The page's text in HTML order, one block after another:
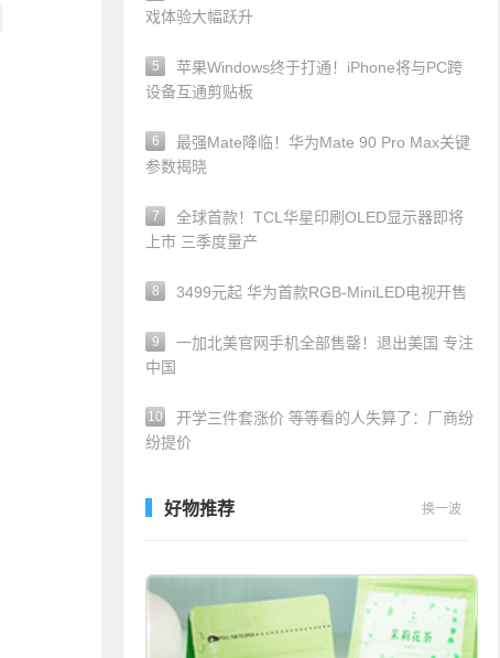
戏体验大幅跃升
5
苹果Windows终于打通！iPhone将与PC跨
设备互通剪贴板
6
最强Mate降临！华为Mate 90 Pro Max关键
参数揭晓
7
全球首款！TCL华星印刷OLED显示器即将
上市 三季度量产
8 3499元起 华为首款RGB-MiniLED电视开售
9
一加北美官网手机全部售罄！退出美国 专注
中国
10
开学三件套涨价 等等看的人失算了：厂商纷
纷提价
好物推荐 换一波